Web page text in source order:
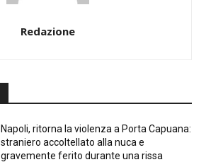
Redazione
Napoli, ritorna la violenza a Porta Capuana:
straniero accoltellato alla nuca e
gravemente ferito durante una rissa